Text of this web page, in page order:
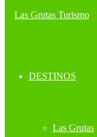
DESTINOS
Las Grutas